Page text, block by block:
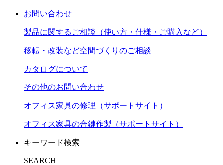
お問い合わせ
製品に関するご相談（使い方・仕様・ご購入など）
移転・改装など空間づくりのご相談
カタログについて
その他のお問い合わせ
オフィス家具の修理（サポートサイト）
オフィス家具の合鍵作製（サポートサイト）
キーワード検索
SEARCH